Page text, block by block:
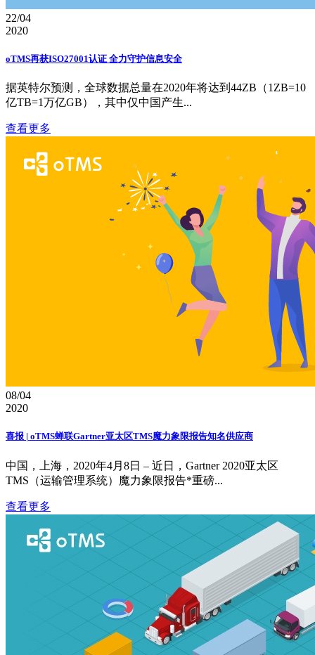
22/04
2020
oTMS再获ISO27001认证 全力守护信息安全
据英特尔预测，全球数据总量在2020年将达到44ZB（1ZB=10
亿TB=1万亿GB），其中仅中国产生...
查看更多
08/04
2020
喜报 | oTMS蝉联Gartner亚太区TMS魔力象限报告知名供应商
中国，上海，2020年4月8日 – 近日，Gartner 2020亚太区
TMS（运输管理系统）魔力象限报告*重磅...
查看更多